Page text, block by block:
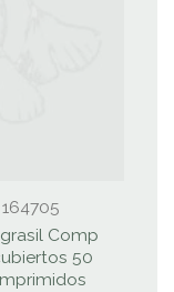
164705
Comp
50